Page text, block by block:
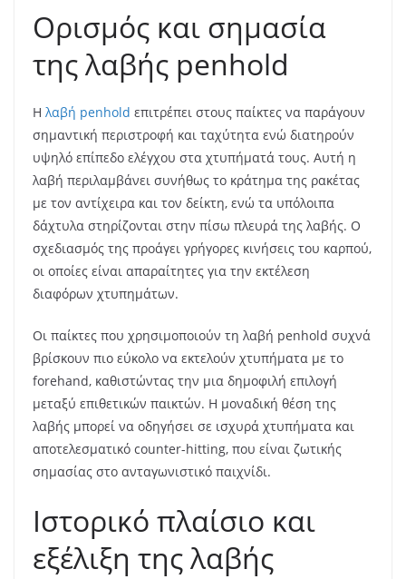
Ορισμός και σημασία
της λαβής penhold
Η λαβή penhold επιτρέπει στους παίκτες να παράγουν
σημαντική περιστροφή και ταχύτητα ενώ διατηρούν
υψηλό επίπεδο ελέγχου στα χτυπήματά τους. Αυτή η
λαβή περιλαμβάνει συνήθως το κράτημα της ρακέτας
με τον αντίχειρα και τον δείκτη, ενώ τα υπόλοιπα
δάχτυλα στηρίζονται στην πίσω πλευρά της λαβής. Ο
σχεδιασμός της προάγει γρήγορες κινήσεις του καρπού,
οι οποίες είναι απαραίτητες για την εκτέλεση
διαφόρων χτυπημάτων.
Οι παίκτες που χρησιμοποιούν τη λαβή penhold συχνά
βρίσκουν πιο εύκολο να εκτελούν χτυπήματα με το
forehand, καθιστώντας την μια δημοφιλή επιλογή
μεταξύ επιθετικών παικτών. Η μοναδική θέση της
λαβής μπορεί να οδηγήσει σε ισχυρά χτυπήματα και
αποτελεσματικό counter-hitting, που είναι ζωτικής
σημασίας στο ανταγωνιστικό παιχνίδι.
Ιστορικό πλαίσιο και
εξέλιξη της λαβής